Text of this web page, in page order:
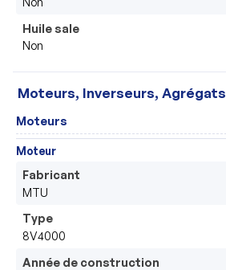
Huile sale
Non
Moteurs, Inverseurs, Agrégats
Moteurs
Moteur
Fabricant
MTU
Type
8V4000
Année de construction